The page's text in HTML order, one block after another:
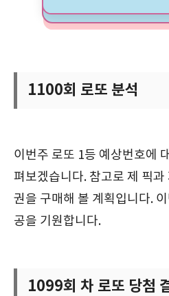
1100회 로또 분석
이번주 로또 1등 예상번호에
펴보겠습니다. 참고로 제 픽
권을 구매해 볼 계획입니다.
공을 기원합니다.
1099회 차 로또 당첨